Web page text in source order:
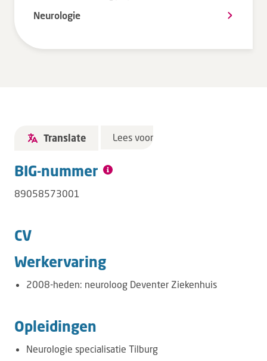
Over ons
Verwijzers
Neurologie
Translate Lees voor
BIG-nummer
89058573001
CV
Werkervaring
2008-heden: neuroloog Deventer Ziekenhuis
Opleidingen
Neurologie specialisatie Tilburg